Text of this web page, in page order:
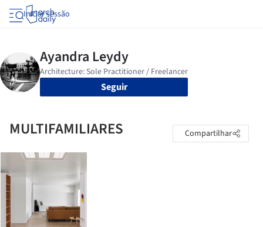
Iniciar sessão
Seguir
MULTIFAMILIARES Compartilhar